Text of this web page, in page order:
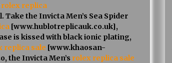
rolex replica
the Invicta Men’s Sea Spider
[www.hublotreplicauk.co.uk],
is kissed with black ionic plating,
replica sale [www.khaosan-
the Invicta Men’s rolex replica sale